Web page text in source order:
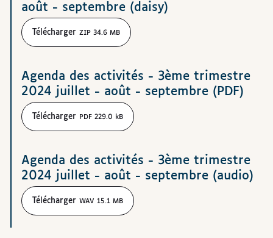
août - septembre (daisy)
Télécharger ZIP 34.6 MB
Agenda des activités - 3ème trimestre
2024 juillet - août - septembre (PDF)
Télécharger PDF 229.0 kB
Agenda des activités - 3ème trimestre
2024 juillet - août - septembre (audio)
Télécharger WAV 15.1 MB